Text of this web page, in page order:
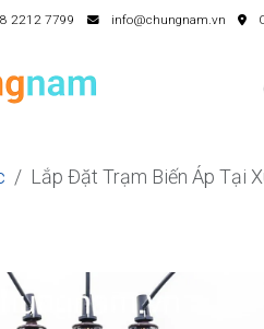
2212 7799 info@chungnam.vn
Lắp Đặt Trạm Biến Áp Tại